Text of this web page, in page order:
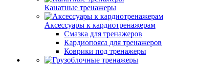
Канатные тренажеры
Аксессуары к кардиотренажерам
Смазка для тренажеров
Кардиопояса для тренажеров
Коврики под тренажеры